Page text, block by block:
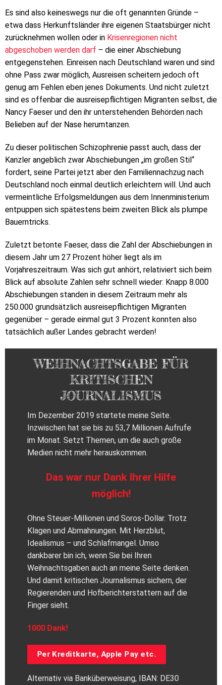
Es sind also keineswegs nur die oft genannten Gründe –
etwa dass Herkunftsländer ihre eigenen Staatsbürger nicht
zurücknehmen wollen oder in Krisenregionen nicht
abgeschoben werden darf – die einer Abschiebung
entgegenstehen. Einreisen nach Deutschland waren und sind
ohne Pass zwar möglich, Ausreisen scheitern jedoch oft
genug am Fehlen eben jenes Dokuments. Und nicht zuletzt
sind es offenbar die ausreisepflichtigen Migranten selbst, die
Nancy Faeser und den ihr unterstehenden Behörden nach
Belieben auf der Nase herumtanzen.
Zu dieser politischen Schizophrenie passt auch, dass der
Kanzler angeblich zwar Abschiebungen „im großen Stil“
fordert, seine Partei jetzt aber den Familiennachzug nach
Deutschland noch einmal deutlich erleichtern will. Und auch
vermeintliche Erfolgsmeldungen aus dem Innenministerium
entpuppen sich spätestens beim zweiten Blick als plumpe
Bauerntricks.
Zuletzt betonte Faeser, dass die Zahl der Abschiebungen in
diesem Jahr um 27 Prozent höher liegt als im
Vorjahreszeitraum. Was sich gut anhört, relativiert sich beim
Blick auf absolute Zahlen sehr schnell wieder: Knapp 8.000
Abschiebungen standen in diesem Zeitraum mehr als
250.000 grundsätzlich ausreisepflichtigen Migranten
gegenüber – gerade einmal gut 3 Prozent konnten also
tatsächlich außer Landes gebracht werden!
WEIHNACHTSGABE FÜR
KRITISCHEN
JOURNALISMUS
Im Dezember 2019 startete meine Seite.
Inzwischen hat sie bis zu 53,7 Millionen Aufrufe
im Monat. Setzt Themen, um die auch große
Medien nicht mehr herauskommen.
Das war nur Dank Ihrer Hilfe
möglich!
Ohne Steuer-Millionen und Soros-Dollar. Trotz
Klagen und Abmahnungen. Mit Herzblut,
Idealismus – und Schlafmangel. Umso
dankbarer bin ich, wenn Sie bei Ihren
Weihnachtsgaben auch an meine Seite denken.
Und damit kritischen Journalismus sichern, der
Regierenden und Hofberichterstattern auf die
Finger sieht.
1000 Dank!
Per Kreditkarte, Apple Pay etc.
Alternativ via Banküberweisung, IBAN: DE30